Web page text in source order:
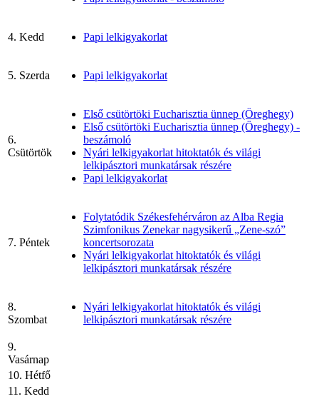
4. Kedd Papi lelkigyakorlat
5. Szerda Papi lelkigyakorlat
6.
Csütörtök
Első csütörtöki Eucharisztia ünnep (Öreghegy)
Első csütörtöki Eucharisztia ünnep (Öreghegy) -
beszámoló
Nyári lelkigyakorlat hitoktatók és világi
lelkipásztori munkatársak részére
Papi lelkigyakorlat
7. Péntek
Folytatódik Székesfehérváron az Alba Regia
Szimfonikus Zenekar nagysikerű „Zene-szó”
koncertsorozata
Nyári lelkigyakorlat hitoktatók és világi
lelkipásztori munkatársak részére
8.
Szombat
Nyári lelkigyakorlat hitoktatók és világi
lelkipásztori munkatársak részére
9.
Vasárnap
10. Hétfő
11. Kedd